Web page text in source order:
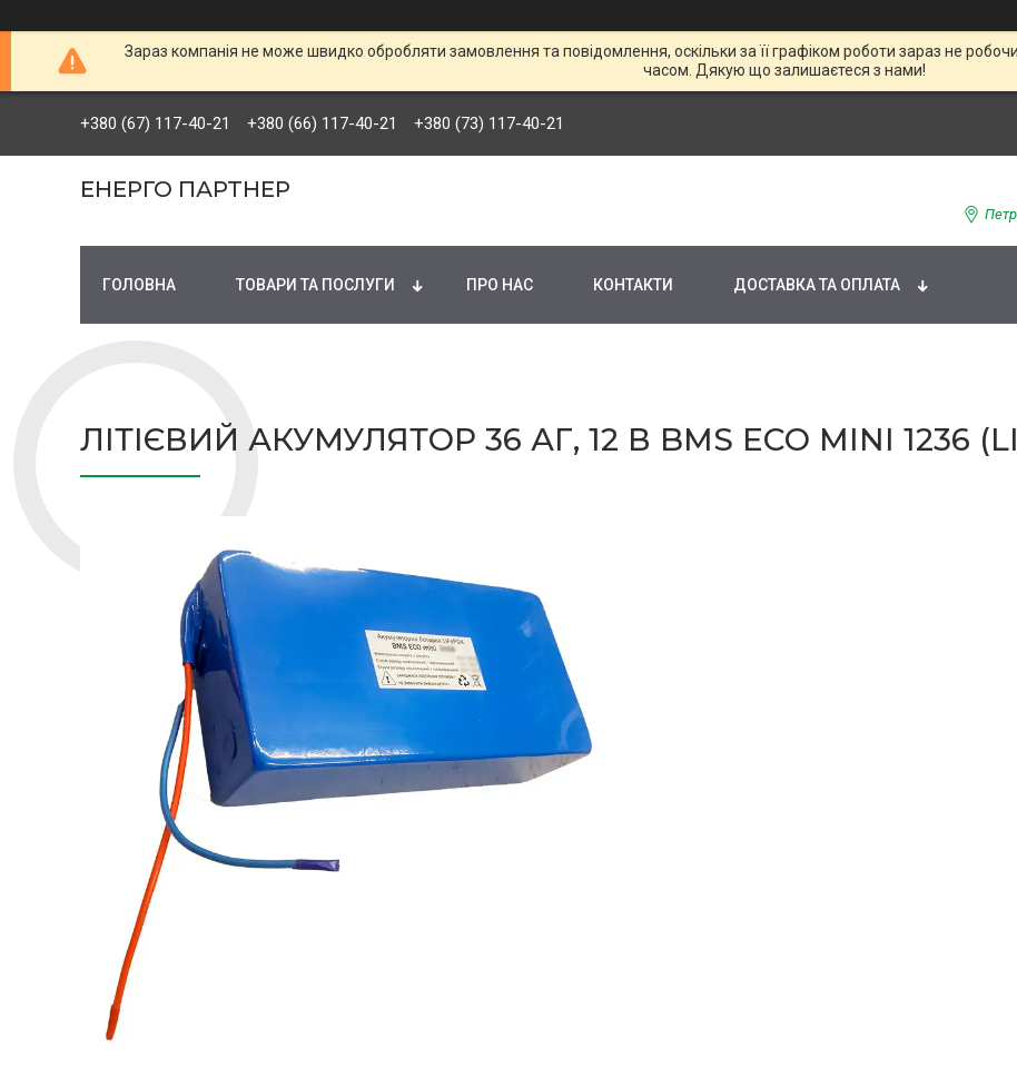
Зараз компанія не може швидко обробляти замовлення та повідомлення, оскільки за її графіком роботи зараз не
часом. Дякую що залишаєтеся з нами!
+380 (67) 117-40-21 +380 (66) 117-40-21 +380 (73) 117-40-21
ЕНЕРГО ПАРТНЕР
ГОЛОВНА ТОВАРИ ТА ПОСЛУГИ ПРО НАС КОНТАКТИ ДОСТАВКА ТА ОПЛАТА
ЛІТІЄВИЙ АКУМУЛЯТОР 36 АГ, 12 В BMS ECO MINI 1236